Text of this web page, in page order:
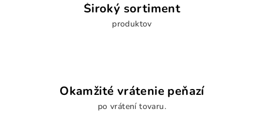
Široký sortiment
produktov
Okamžité vrátenie peňazí
po vrátení tovaru.